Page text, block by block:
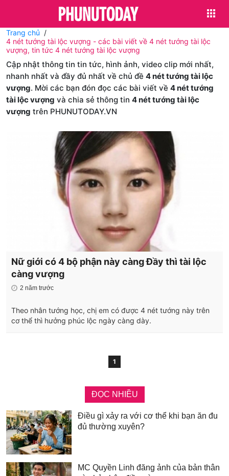
Trang chủ
4 nét tướng tài lộc vượng - các bài viết về 4 nét tướng tài lộc
vượng, tin tức 4 nét tướng tài lộc vượng
Cập nhật thông tin tin tức, hình ảnh, video clip mới nhất,
nhanh nhất và đầy đủ nhất về chủ đề 4 nét tướng tài lộc
vượng. Mời các bạn đón đọc các bài viết về 4 nét tướng
tài lộc vượng và chia sẻ thông tin 4 nét tướng tài lộc
vượng trên PHUNUTODAY.VN
Nữ giới có 4 bộ phận này càng Đầy thì tài lộc
càng vượng
2 năm trước
Theo nhân tướng học, chị em có được 4 nét tướng này trên
cơ thể thì hưởng phúc lộc ngày càng dày.
1
ĐỌC NHIỀU
Điều gì xảy ra với cơ thể khi bạn ăn đu
đủ thường xuyên?
MC Quyền Linh đăng ảnh của bản thân